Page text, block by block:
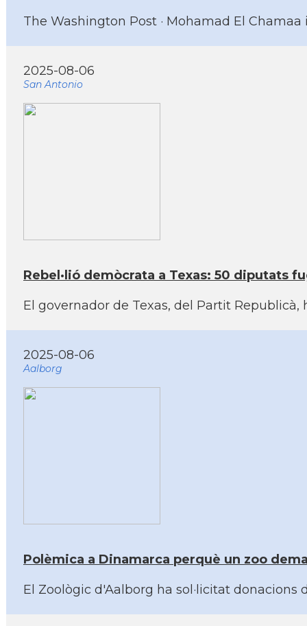
The Washington Post · Mohamad El
2025-08-06
San Antonio
Rebel·lió demòcrata a Texas: 50 diputats
El governador de Texas, del Partit
2025-08-06
Aalborg
Polèmica a Dinamarca perquè un zoo
El Zoològic d'Aalborg ha sol·licitat